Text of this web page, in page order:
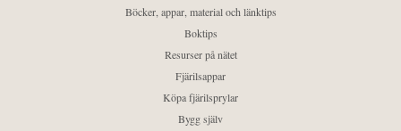
Böcker, appar, material och länktips
Boktips
Resurser på nätet
Fjärilsappar
Köpa fjärilsprylar
Bygg själv